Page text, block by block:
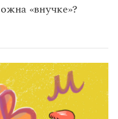
«внучке»?